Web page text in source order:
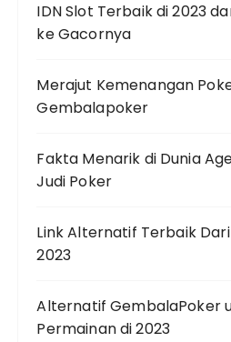
IDN Slot Terbaik di 2023
ke Gacornya
Merajut Kemenangan
Gembalapoker
Fakta Menarik di Dunia
Judi Poker
Link Alternatif Terbaik
2023
Alternatif GembalaPoker
Permainan di 2023